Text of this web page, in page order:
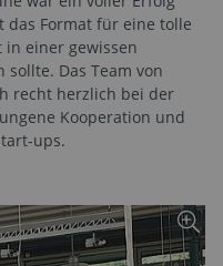
das Format für eine tolle
einer gewissen
Das Team von
recht herzlich bei der
Kooperation und
ups.